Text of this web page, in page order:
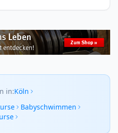
in:Köln
Babyschwimmen